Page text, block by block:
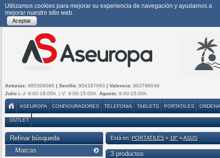
Utilizamos cookies para mejorar su experiencia de navegación y ayudarnos a
mejorar nuestro sitio web.
Aceptar
Asturias: 985308080 | Sevilla: 954187063 | Valencia: 963798046
Julio L-J: 9:00-18:00h. | V: 9:00-15:00h. Agosto: 9:00-15:00h.
ASEUROPA CONFIGURADORES TELEFONIA TABLETS PORTATILES
OUTLET
Refinar búsqueda
Marcas
Está en: PORTATILES » 18" »ASUS
3 productos